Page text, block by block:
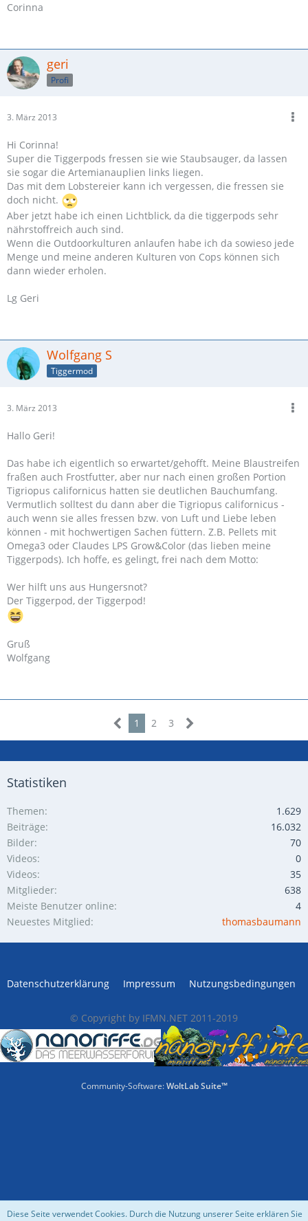
Corinna
geri
Profi
3. März 2013
Hi Corinna!
Super die Tiggerpods fressen sie wie Staubsauger, da lassen
sie sogar die Artemianauplien links liegen.
Das mit dem Lobstereier kann ich vergessen, die fressen sie
doch nicht.
Aber jetzt habe ich einen Lichtblick, da die tiggerpods sehr
nährstoffreich auch sind.
Wenn die Outdoorkulturen anlaufen habe ich da sowieso jede
Menge und meine anderen Kulturen von Cops können sich
dann wieder erholen.
Lg Geri
Wolfgang S
Tiggermod
3. März 2013
Hallo Geri!
Das habe ich eigentlich so erwartet/gehofft. Meine Blaustreifen
fraßen auch Frostfutter, aber nur nach einen großen Portion
Tigriopus californicus hatten sie deutlichen Bauchumfang.
Vermutlich solltest du dann aber die Tigriopus californicus -
auch wenn sie alles fressen bzw. von Luft und Liebe leben
können - mit hochwertigen Sachen füttern. Z.B. Pellets mit
Omega3 oder Claudes LPS Grow&Color (das lieben meine
Tiggerpods). Ich hoffe, es gelingt, frei nach dem Motto:
Wer hilft uns aus Hungersnot?
Der Tiggerpod, der Tiggerpod!
Gruß
Wolfgang
1 2 3
Statistiken
Themen
1.629
Beiträge
16.032
Bilder
70
Videos
0
Videos
35
Mitglieder
638
Meiste Benutzer online
4
Neuestes Mitglied
thomasbaumann
Datenschutzerklärung Impressum Nutzungsbedingungen
© Copyright by IFMN.NET 2011-2019
Community-Software:WoltLab Suite™
Diese Seite verwendet Cookies. Durch die Nutzung unserer Seite erklären Sie